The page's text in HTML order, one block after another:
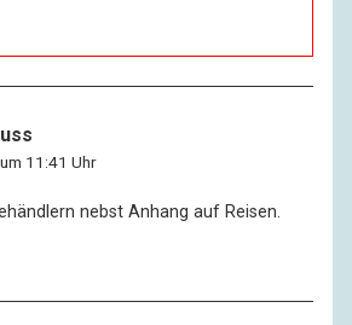
11:41 Uhr
nebst Anhang auf Reisen.